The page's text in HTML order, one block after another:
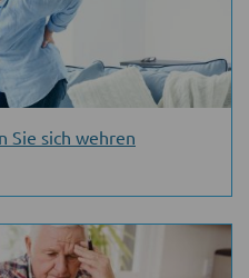
Sie sich wehren